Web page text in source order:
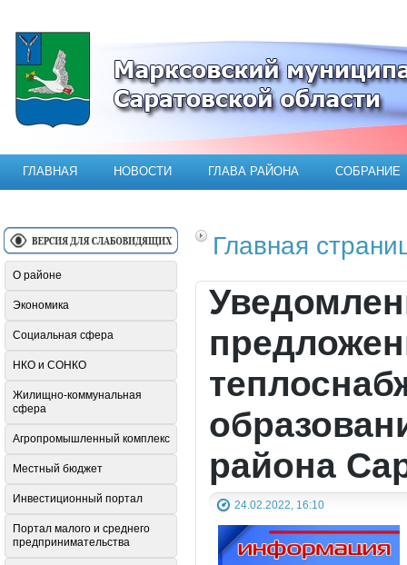
Официальный сайт Марксовского
ГЛАВНАЯ НОВОСТИ ГЛАВА РАЙОНА СОБРАНИЕ
Главная
района
24.02.2022, 16:10
О районе
Экономика
Социальная сфера
НКО и СОНКО
Жилищно-коммунальная
сфера
Агропромышленный комплекс
Местный бюджет
Инвестиционный портал
Портал малого и среднего
предпринимательства